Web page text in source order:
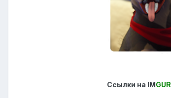
Ссылки на IMGUR